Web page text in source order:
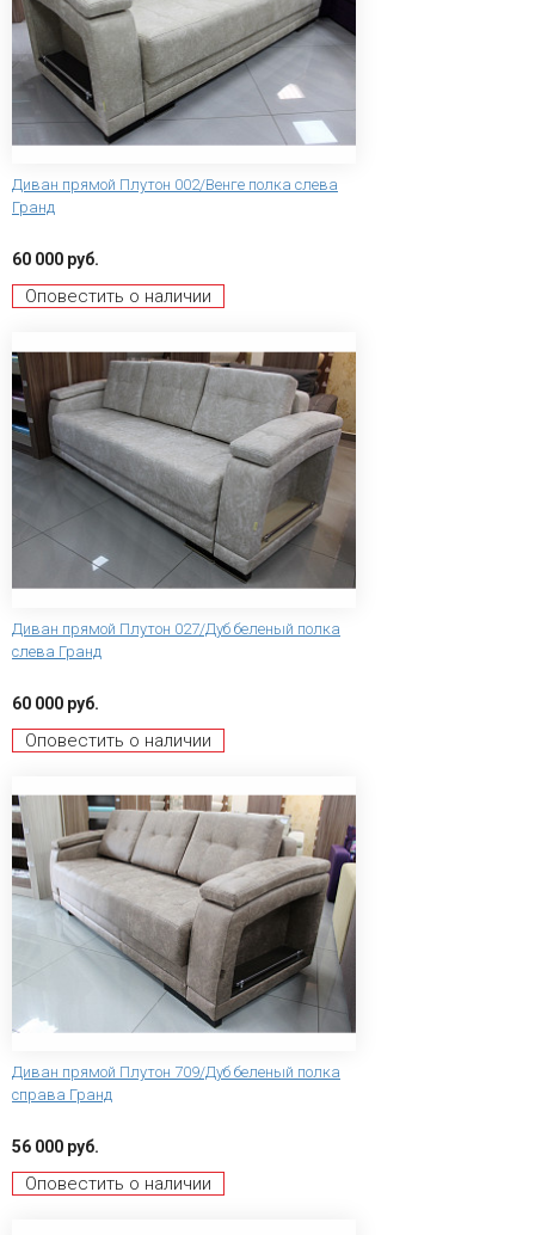
Диван прямой Плутон 002/Венге полка слева
Гранд
60 000 руб.
Оповестить о наличии
Диван прямой Плутон 027/Дуб беленый полка
слева Гранд
60 000 руб.
Оповестить о наличии
Диван прямой Плутон 709/Дуб беленый полка
справа Гранд
56 000 руб.
Оповестить о наличии